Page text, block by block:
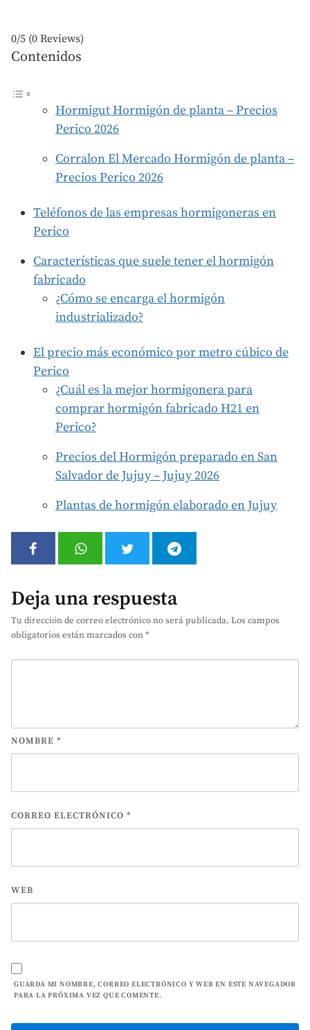
0/5 (0 Reviews)
Contenidos
Hormigut Hormigón de planta – Precios
Perico 2026
Corralon El Mercado Hormigón de planta –
Precios Perico 2026
Teléfonos de las empresas hormigoneras en
Perico
Características que suele tener el hormigón
fabricado
¿Cómo se encarga el hormigón
industrializado?
El precio más económico por metro cúbico de
Perico
¿Cuál es la mejor hormigonera para
comprar hormigón fabricado H21 en
Perico?
Precios del Hormigón preparado en San
Salvador de Jujuy – Jujuy 2026
Plantas de hormigón elaborado en Jujuy
Deja una respuesta
Tu dirección de correo electrónico no será publicada. Los campos
obligatorios están marcados con*
NOMBRE *
CORREO ELECTRÓNICO *
WEB
GUARDA MI NOMBRE, CORREO ELECTRÓNICO Y WEB EN ESTE NAVEGADOR
PARA LA PRÓXIMA VEZ QUE COMENTE.